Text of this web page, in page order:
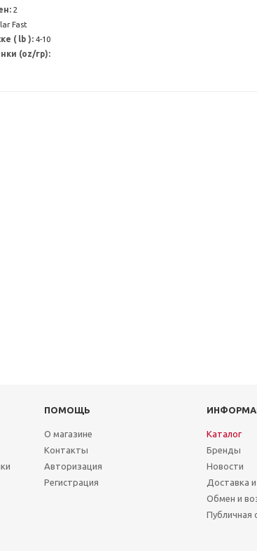
2
Fast
( lb ): 4-10
(oz/гр):
ПОМОЩЬ
О магазине
Контакты
Авторизация
Регистрация
Каталог
Бренды
Новости
Доставка
Обмен и
Публичная